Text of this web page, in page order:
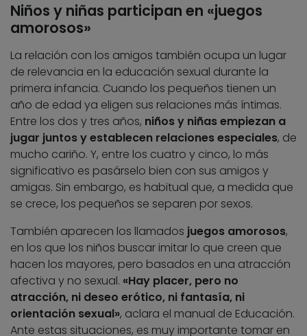
Niños y niñas participan en «juegos
amorosos»
La relación con los amigos también ocupa un lugar
de relevancia en la educación sexual durante la
primera infancia. Cuando los pequeños tienen un
año de edad ya eligen sus relaciones más íntimas.
Entre los dos y tres años, niños y niñas empiezan a
jugar juntos y establecen relaciones especiales, de
mucho cariño. Y, entre los cuatro y cinco, lo más
significativo es pasárselo bien con sus amigos y
amigas. Sin embargo, es habitual que, a medida que
se crece, los pequeños se separen por sexos.
También aparecen los llamados juegos amorosos,
en los que los niños buscar imitar lo que creen que
hacen los mayores, pero basados en una atracción
afectiva y no sexual. «Hay placer, pero no
atracción, ni deseo erótico, ni fantasía, ni
orientación sexual», aclara el manual de Educación.
Ante estas situaciones, es muy importante tomar en